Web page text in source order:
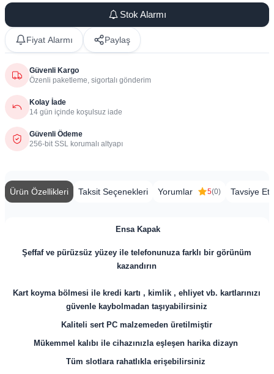
Stok Alarmı
Fiyat Alarmı Paylaş
Güvenli Kargo
Özenli paketleme, sigortalı gönderim
Kolay İade
14 gün içinde koşulsuz iade
Güvenli Ödeme
256-bit SSL korumalı altyapı
Ürün Özellikleri Taksit Seçenekleri Yorumlar 5(0) Tavsiye Et
Ensa Kapak
Şeffaf ve pürüzsüz yüzey ile telefonunuza farklı bir görünüm
kazandırın
Kart koyma bölmesi ile kredi kartı , kimlik , ehliyet vb. kartlarınızı
güvenle kaybolmadan taşıyabilirsiniz
Kaliteli sert PC malzemeden üretilmiştir
Mükemmel kalıbı ile cihazınızla eşleşen harika dizayn
Tüm slotlara rahatlıkla erişebilirsiniz